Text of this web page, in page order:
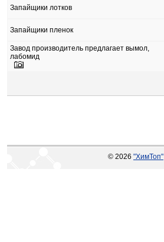
Запайщики лотков
Запайщики пленок
Завод производитель предлагает вымол,
лабомид
© 2026 "ХимТоп"